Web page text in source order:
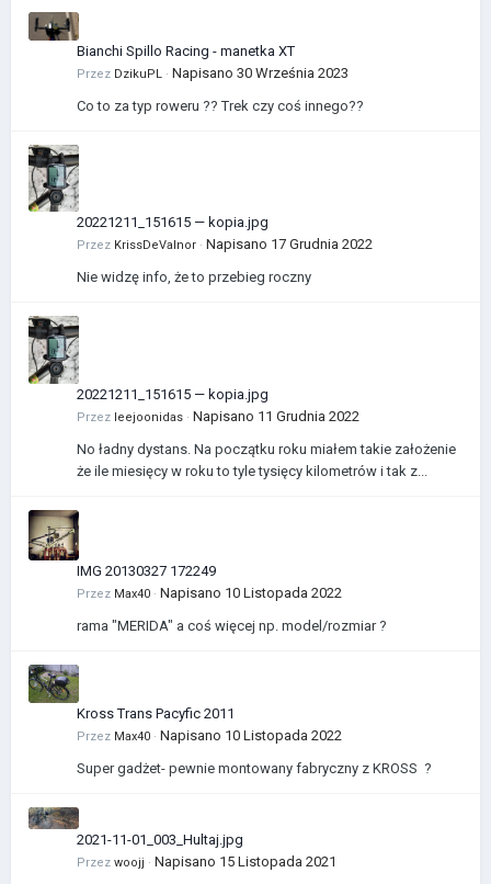
Bianchi Spillo Racing - manetka XT
Przez DzikuPL · Napisano 30 Września 2023
Co to za typ roweru ?? Trek czy coś innego??
20221211_151615 — kopia.jpg
Przez KrissDeValnor · Napisano 17 Grudnia 2022
Nie widzę info, że to przebieg roczny
20221211_151615 — kopia.jpg
Przez leejoonidas · Napisano 11 Grudnia 2022
No ładny dystans. Na początku roku miałem takie założenie
że ile miesięcy w roku to tyle tysięcy kilometrów i tak z...
IMG 20130327 172249
Przez Max40 · Napisano 10 Listopada 2022
rama "MERIDA" a coś więcej np. model/rozmiar ?
Kross Trans Pacyfic 2011
Przez Max40 · Napisano 10 Listopada 2022
Super gadżet- pewnie montowany fabryczny z KROSS ?
2021-11-01_003_Hultaj.jpg
Przez woojj · Napisano 15 Listopada 2021